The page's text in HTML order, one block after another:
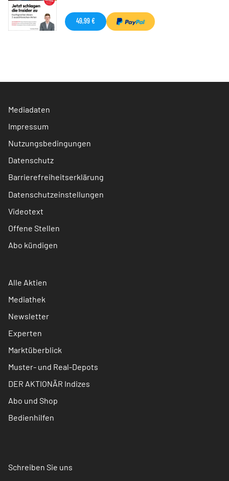
49,99 €
Mediadaten
Impressum
Nutzungsbedingungen
Datenschutz
Barrierefreiheitserklärung
Datenschutzeinstellungen
Videotext
Offene Stellen
Abo kündigen
Alle Aktien
Mediathek
Newsletter
Experten
Marktüberblick
Muster- und Real-Depots
DER AKTIONÄR Indizes
Abo und Shop
Bedienhilfen
Schreiben Sie uns